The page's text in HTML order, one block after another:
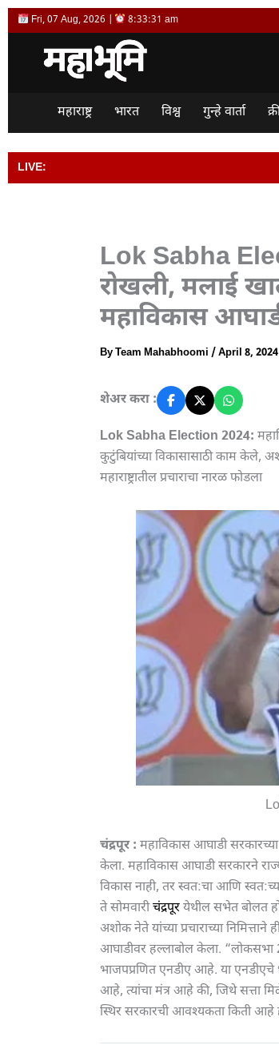
Skip
to
Fri, 07 Aug, 2026 | 8:33:32 am
महाराष्ट्र भारत विश्व गुन्हे वार्ता
LIVE: गंगापूर
Lok Sabha
रोखली, मलाई
महाविकास
ByTeam Mahabhoomi /April 8, 2024
शेअर करा :
Lok Sabha Election 2024:
कुटुंबियांच्या विकासासाठी काम केले,
महाराष्ट्रातील प्रचाराचा नारळ फोडला
चंद्रपूर : महाविकास आघाडी
केला. महाविकास आघाडी सरकारने
विकास नाही, तर स्वत:चा आणि
ते सोमवारीचंद्रपूरयेथील सभेत बोलत
अशोक नेते यांच्या प्रचाराच्या
आघाडीवर हल्लाबोल केला. “लोकसभा
भाजपप्रणित एनडीए आहे. या एनडीएचे
आहे, त्यांचा मंत्र आहे की, जिथे सत्ता
स्थिर सरकारची आवश्यकता किती आहे